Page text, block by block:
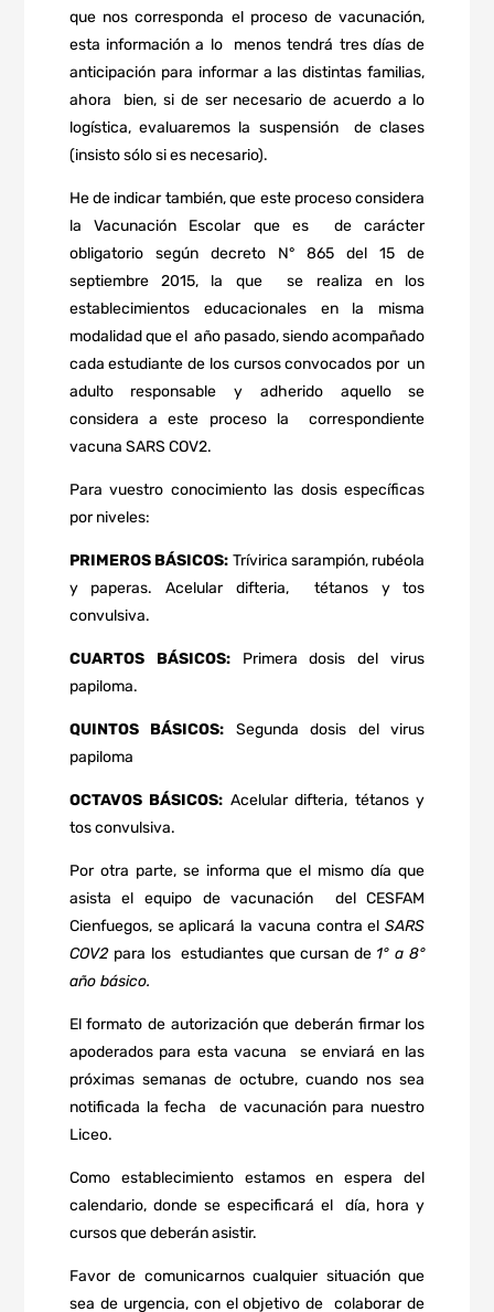
que nos corresponda el proceso de vacunación,
esta información a lo
menos tendrá tres días de
anticipación para informar a las distintas familias,
ahora
bien, si de ser necesario de acuerdo a lo
logística, evaluaremos la suspensión
de clases
(insisto sólo si es necesario).
He de indicar también, que este proceso considera
la Vacunación Escolar que es
de carácter
obligatorio según decreto N° 865 del 15 de
septiembre 2015, la que
se realiza en los
establecimientos educacionales en la misma
modalidad que el año pasado, siendo acompañado
cada estudiante de los cursos convocados por un
adulto responsable y adherido aquello se
considera a este proceso la
correspondiente
vacuna SARS COV2.
Para vuestro conocimiento las dosis específicas
por niveles:
PRIMEROS BÁSICOS: Trívirica sarampión, rubéola
y paperas. Acelular difteria,
tétanos y tos
convulsiva.
CUARTOS BÁSICOS: Primera dosis del virus
papiloma.
QUINTOS BÁSICOS: Segunda dosis del virus
papiloma
OCTAVOS BÁSICOS: Acelular difteria, tétanos y
tos convulsiva.
Por otra parte, se informa que el mismo día que
asista el equipo de vacunación
del CESFAM
Cienfuegos, se aplicará la vacuna contra elSARS
COV2 para los estudiantes que cursan de 1° a 8°
año básico.
El formato de autorización que deberán firmar los
apoderados para esta vacuna
se enviará en las
próximas semanas de octubre, cuando nos sea
notificada la fecha
de vacunación para nuestro
Liceo.
Como establecimiento estamos en espera del
calendario, donde se especificará el
día, hora y
cursos que deberán asistir.
Favor de comunicarnos cualquier situación que
sea de urgencia, con el objetivo de
colaborar de